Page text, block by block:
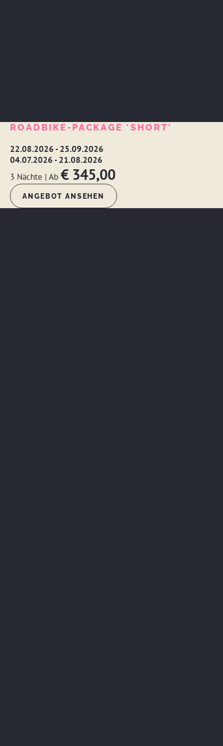
ROADBIKE-PACKAGE 'SHORT'
22.08.2026 - 25.09.2026
04.07.2026 - 21.08.2026
3 Nächte | Ab € 345,00
ANGEBOT ANSEHEN